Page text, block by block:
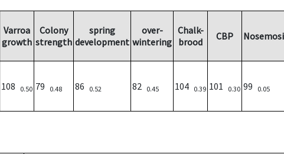
Varroa
growth
Colony
strength
spring
development
over-
wintering
Chalk-
brood
CBP
108 0.50 79 0.48 86 0.52 82 0.45 104 0.39 101 0.30 99 0.05